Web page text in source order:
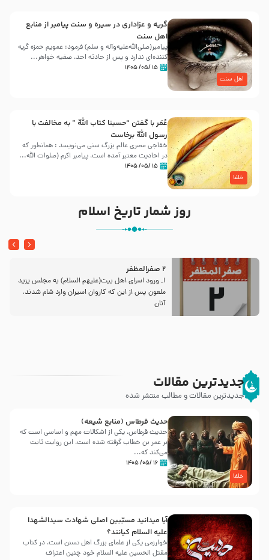
اهل سنت
گریه و عزاداری در سیره و سنت پیامبر از منابع
اهل سنت
پیامبر(صلی‌الله‌علیه‌وآله و سلم) فرمود: عمویم حمزه گریه
کننده‌ای ندارد و پس از حادثه احد، صفیه خواهر...
۱۵ /۰۵/ ۱۴۰۵
خلفا
عُمَر با گفتن “حسبنا كتاب اللّه ” به مخالفت با
رسول اللّه برخاست
خفاجی مصری عالم بزرگ سنی می‌نویسد : همانطور که
در احادیث معتبر آمده است، پیامبر اکرم (صلوات اللّه...
۱۵ /۰۵/ ۱۴۰۵
روز شمار تاریخ اسلام
2 صفرالمظفر
1ـ ورود اسراى اهل بیت‌(علیهم السلام) به مجلس یزید
ملعون پس از این كه كاروان اسیران وارد شام شدند،
آنان
جدیدترین مقالات
جدیدترین مقالات و مطالب منتشر شده
خلفا
حدیث قرطاس (منابع شیعه)
حدیث قرطاس، یکی از اشکالات مهم و اساسی است که
بر عمر بن خطاب گرفته شده است، این روایت ثابت
می‌کند که...
۱۶ /۰۵/ ۱۴۰۵
آیا میدانید مسبّبین اصلی شهادت سیدالشهدا
علیه ‌السلام کیانند؟
خوارزمی یکی از علمای بزرگ اهل تسنن است، در کتاب
مقتل الحسین علیه ‌السلام خود چنین اعتراف